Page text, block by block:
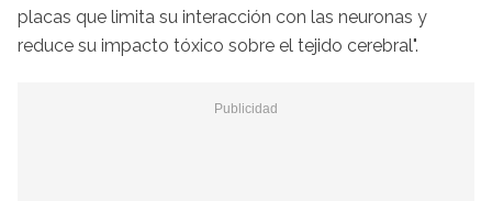
placas que limita su interacción con las neuronas y
reduce su impacto tóxico sobre el tejido cerebral".